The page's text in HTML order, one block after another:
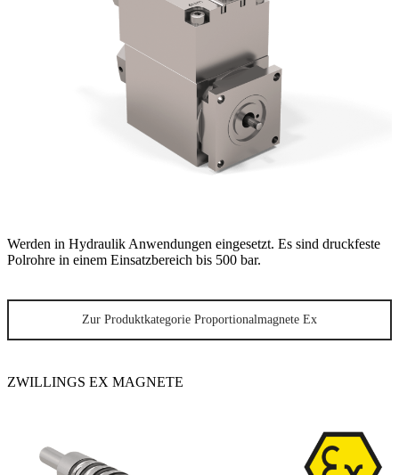
Werden in Hydraulik Anwendungen eingesetzt. Es sind druckfeste
Polrohre in einem Einsatzbereich bis 500 bar.
Zur Produktkategorie Proportionalmagnete Ex
ZWILLINGS EX MAGNETE